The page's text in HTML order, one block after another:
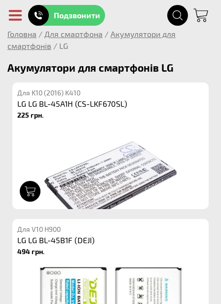
Подзвонити
Головна / Для смартфона / Акумулятори для
смартфонів / LG
Акумулятори для смартфонів LG
Для K10 (2016) K410
LG LG BL-45A1H (CS-LKF670SL)
225 грн.
Для V10 H900
LG LG BL-45B1F (DEJI)
494 грн.